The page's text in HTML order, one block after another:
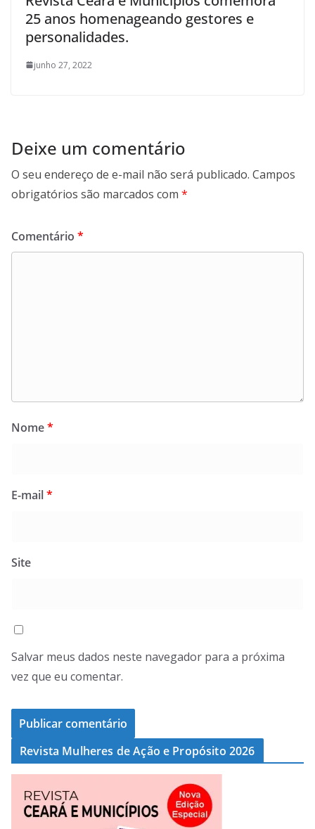
25 anos homenageando gestores e
personalidades.
junho 27, 2022
Deixe um comentário
O seu endereço de e-mail não será publicado. Campos
obrigatórios são marcados com *
Comentário *
Nome*
E-mail*
Site
Salvar meus dados neste navegador para a próxima
vez que eu comentar.
Revista Mulheres de Ação e Propósito 2026